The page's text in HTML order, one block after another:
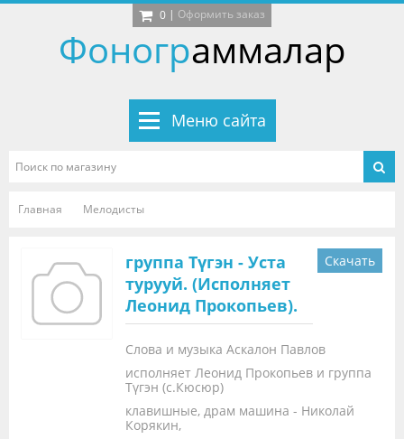
0 | Оформить заказ
Фонограммалар
Меню сайта
Главная Мелодисты
группа Түгэн - Уста
турууй. (Исполняет
Леонид Прокопьев).
Скачать
Слова и музыка Аскалон Павлов
исполняет Леонид Прокопьев и группа
Түгэн (с.Кюсюр)
клавишные, драм машина - Николай
Корякин,